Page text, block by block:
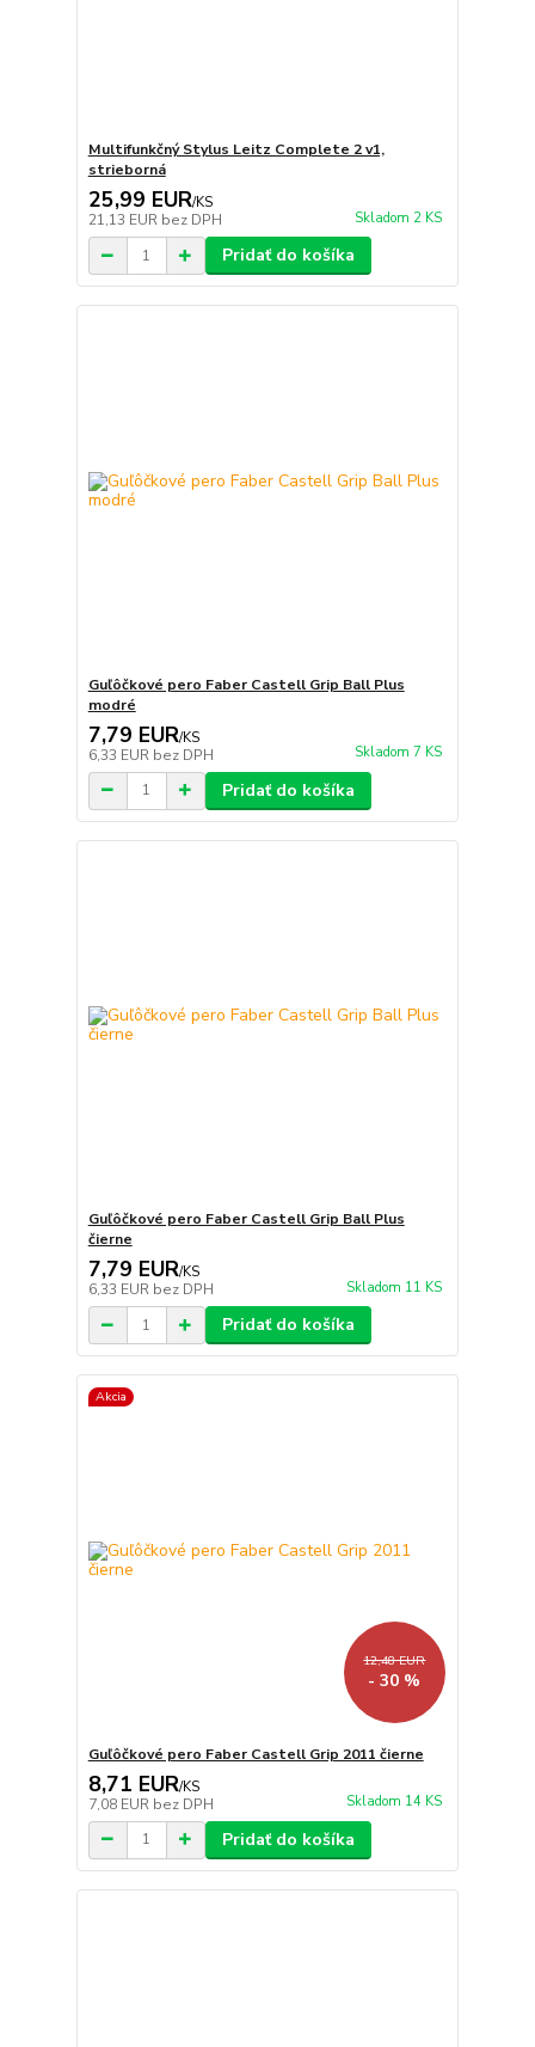
Multifunkčný Stylus Leitz Complete 2 v1,
strieborná
25,99 EUR/KS
21,13 EUR bez DPH Skladom 2 KS
Pridať do košíka
Guľôčkové pero Faber Castell Grip Ball Plus
modré
7,79 EUR/KS
6,33 EUR bez DPH Skladom 7 KS
Pridať do košíka
Guľôčkové pero Faber Castell Grip Ball Plus
čierne
7,79 EUR/KS
6,33 EUR bez DPH Skladom 11 KS
Pridať do košíka
Akcia
12,48 EUR
- 30 %
Guľôčkové pero Faber Castell Grip 2011 čierne
8,71 EUR/KS
7,08 EUR bez DPH Skladom 14 KS
Pridať do košíka